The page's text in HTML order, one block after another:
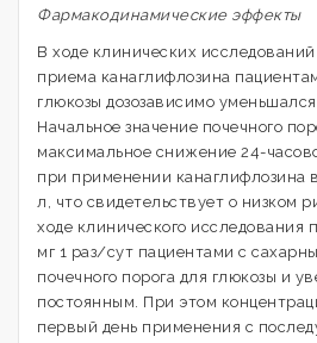
Фармакодинамические эффекты
В ходе клинических
приема канаглифлозина
глюкозы дозозависимо
Начальное значение почечного
максимальное снижение 24-
при применении канаглифлозина
л, что свидетельствует о низком
ходе клинического исследования
мг 1 раз/сут пациентами с
почечного порога для глюкозы и
постоянным. При этом
первый день применения с